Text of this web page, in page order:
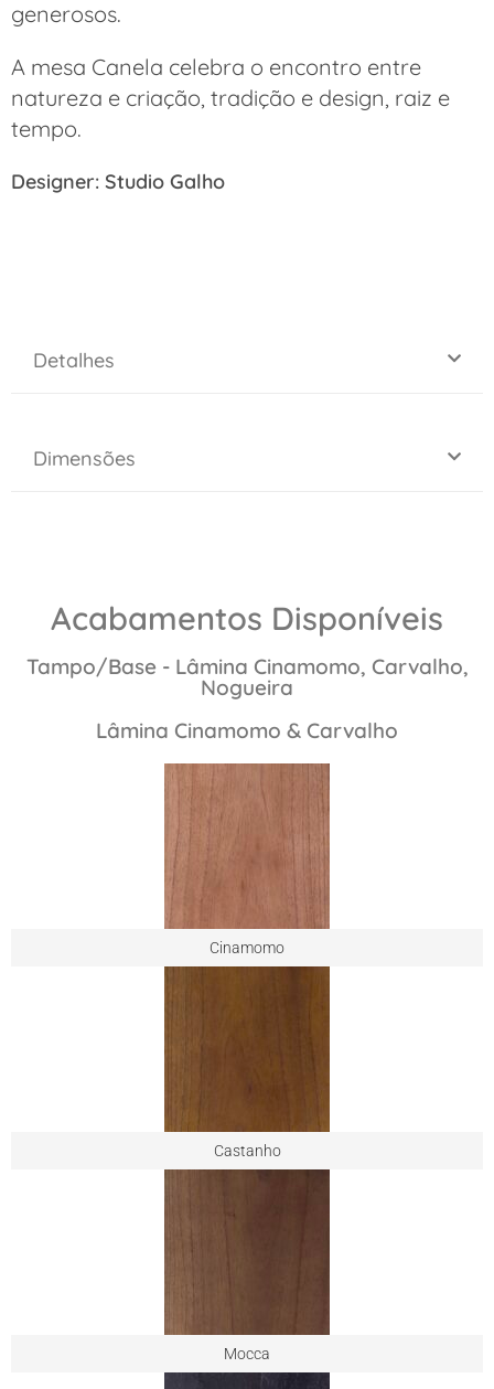
generosos.
A mesa Canela celebra o encontro entre
natureza e criação, tradição e design, raiz e
tempo.
Designer: Studio Galho
Detalhes
Dimensões
Acabamentos Disponíveis
Tampo/Base - Lâmina Cinamomo, Carvalho,
Nogueira
Lâmina Cinamomo & Carvalho
Cinamomo
Castanho
Mocca